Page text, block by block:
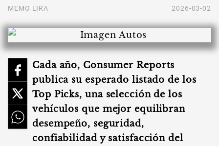
MEMO LIRA 2026-03-02
Cada año, Consumer Reports
publica su esperado listado de los
Top Picks, una selección de los
vehículos que mejor equilibran
desempeño, seguridad,
confiabilidad y satisfacción del